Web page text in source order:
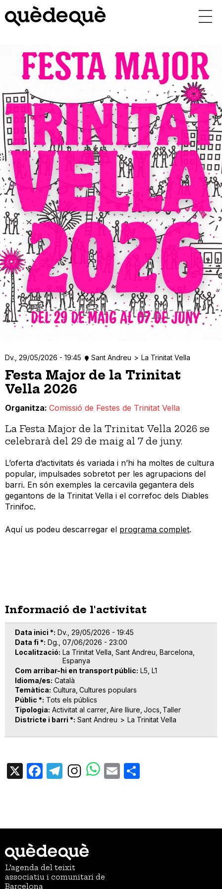
contingut
Dv., 29/05/2026 - 19:45 Sant Andreu La Trinitat Vella
Festa Major de la Trinitat
Vella 2026
Organitza Comissió de Festes de Trinitat Vella
La Festa Major de la Trinitat Vella 2026 se
celebrarà del 29 de maig al 7 de juny.
L’oferta d’activitats és variada i n’hi ha moltes de cultura
popular, impulsades sobretot per les agrupacions del
barri. En són exemples la cercavila gegantera dels
gegantons de la Trinitat Vella i el correfoc dels Diables
Trinifoc.
Aquí us podeu descarregar el programa complet.
Informació de l'activitat
Data inici *
Dv., 29/05/2026 - 19:45
Data fi * Dg., 07/06/2026 - 23:00
Localització La Trinitat Vella, Sant Andreu, Barcelona,
Espanya
Com arribar-hi en transport públic L5, L1
Idioma/es Català
Temàtica Cultura Cultures populars
Públic * Tots els públics
Tipologia Activitat al carrer Aire lliure Jocs Taller
Districte i barri * Sant Andreu La Trinitat Vella
X Facebook
TelegramEmail
L’agenda del teixit
associatiu i comunitari de
Barcelona